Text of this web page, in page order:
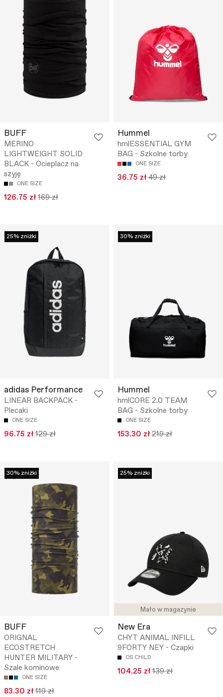
BUFF
MERINO
LIGHTWEIGHT SOLID
BLACK - Ocieplacz na
szyję
ONE SIZE
126.75 zł 169 zł
Hummel
hmlESSENTIAL GYM
BAG - Szkolne torby
ONE SIZE
36.75 zł 49 zł
25% zniżki
adidas Performance
LINEAR BACKPACK -
Plecaki
ONE SIZE
96.75 zł 129 zł
30% zniżki
Hummel
hmlCORE 2.0 TEAM
BAG - Szkolne torby
ONE SIZE
153.30 zł 219 zł
30% zniżki
BUFF
ORIGNAL
ECOSTRETCH
HUNTER MILITARY -
Szale kominowe
ONE SIZE
83.30 zł 119 zł
Mało w magazynie
25% zniżki
New Era
CHYT ANIMAL INFILL
9FORTY NEY - Czapki
OS CHILD
104.25 zł 139 zł